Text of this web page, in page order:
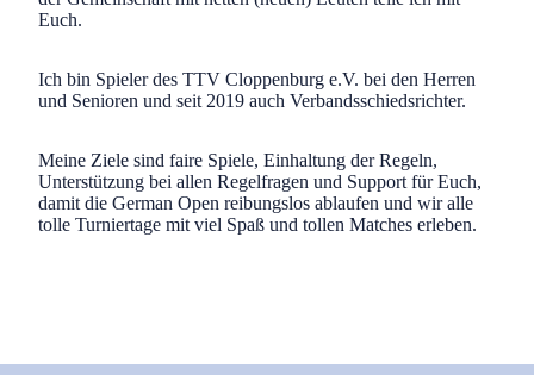
Euch.
Ich bin Spieler des TTV Cloppenburg e.V. bei den Herren
und Senioren und seit 2019 auch Verbandsschiedsrichter.
Meine Ziele sind faire Spiele, Einhaltung der Regeln,
Unterstützung bei allen Regelfragen und Support für Euch,
damit die German Open reibungslos ablaufen und wir alle
tolle Turniertage mit viel Spaß und tollen Matches erleben.